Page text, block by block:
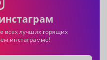
всех лучших горящих
инстаграмме!